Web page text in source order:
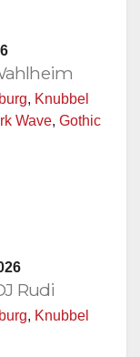
, Knubbel
Wave, Gothic
Rudi
, Knubbel